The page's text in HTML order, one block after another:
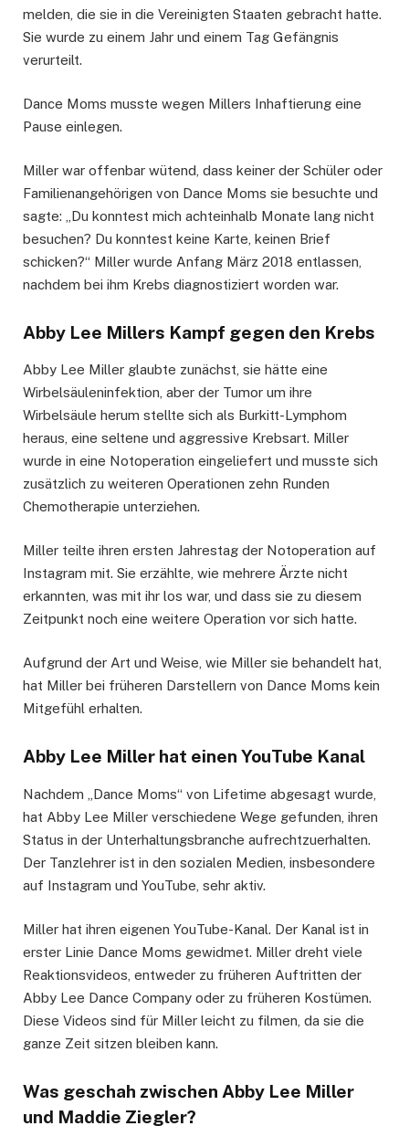
melden, die sie in die Vereinigten Staaten gebracht hatte.
Sie wurde zu einem Jahr und einem Tag Gefängnis
verurteilt.
Dance Moms musste wegen Millers Inhaftierung eine
Pause einlegen.
Miller war offenbar wütend, dass keiner der Schüler oder
Familienangehörigen von Dance Moms sie besuchte und
sagte: „Du konntest mich achteinhalb Monate lang nicht
besuchen? Du konntest keine Karte, keinen Brief
schicken?“ Miller wurde Anfang März 2018 entlassen,
nachdem bei ihm Krebs diagnostiziert worden war.
Abby Lee Millers Kampf gegen den Krebs
Abby Lee Miller glaubte zunächst, sie hätte eine
Wirbelsäuleninfektion, aber der Tumor um ihre
Wirbelsäule herum stellte sich als Burkitt-Lymphom
heraus, eine seltene und aggressive Krebsart. Miller
wurde in eine Notoperation eingeliefert und musste sich
zusätzlich zu weiteren Operationen zehn Runden
Chemotherapie unterziehen.
Miller teilte ihren ersten Jahrestag der Notoperation auf
Instagram mit. Sie erzählte, wie mehrere Ärzte nicht
erkannten, was mit ihr los war, und dass sie zu diesem
Zeitpunkt noch eine weitere Operation vor sich hatte.
Aufgrund der Art und Weise, wie Miller sie behandelt hat,
hat Miller bei früheren Darstellern von Dance Moms kein
Mitgefühl erhalten.
Abby Lee Miller hat einen YouTube Kanal
Nachdem „Dance Moms“ von Lifetime abgesagt wurde,
hat Abby Lee Miller verschiedene Wege gefunden, ihren
Status in der Unterhaltungsbranche aufrechtzuerhalten.
Der Tanzlehrer ist in den sozialen Medien, insbesondere
auf Instagram und YouTube, sehr aktiv.
Miller hat ihren eigenen YouTube-Kanal. Der Kanal ist in
erster Linie Dance Moms gewidmet. Miller dreht viele
Reaktionsvideos, entweder zu früheren Auftritten der
Abby Lee Dance Company oder zu früheren Kostümen.
Diese Videos sind für Miller leicht zu filmen, da sie die
ganze Zeit sitzen bleiben kann.
Was geschah zwischen Abby Lee Miller
und Maddie Ziegler?